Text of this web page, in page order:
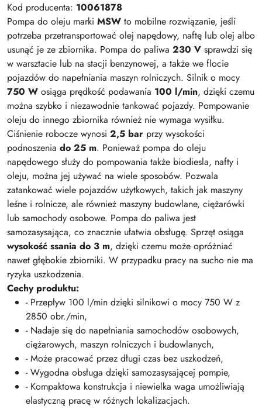
Kod producenta: 10061878
Pompa do oleju marki MSW to mobilne rozwiązanie, jeśli
potrzeba przetransportować olej napędowy, naftę lub olej albo
usunąć je ze zbiornika. Pompa do paliwa 230 V sprawdzi się
w warsztacie lub na stacji benzynowej, a także we flocie
pojazdów do napełniania maszyn rolniczych. Silnik o mocy
750 W osiąga prędkość podawania 100 l/min, dzięki czemu
można szybko i niezawodnie tankować pojazdy. Pompowanie
oleju do innego zbiornika również nie wymaga wysiłku.
Ciśnienie robocze wynosi 2,5 bar przy wysokości
podnoszenia do 25 m. Ponieważ pompa do oleju
napędowego służy do pompowania także biodiesla, nafty i
oleju, można jej używać na wiele sposobów. Pozwala
zatankować wiele pojazdów użytkowych, takich jak maszyny
leśne i rolnicze, ale również maszyny budowlane, ciężarówki
lub samochody osobowe. Pompa do paliwa jest
samozasysająca, co znacznie ułatwia obsługę. Sprzęt osiąga
wysokość ssania do 3 m, dzięki czemu może opróżniać
nawet głębokie zbiorniki. W przypadku pracy na sucho nie ma
ryzyka uszkodzenia.
Cechy produktu:
- Przepływ 100 l/min dzięki silnikowi o mocy 750 W z
2850 obr./min,
- Nadaje się do napełniania samochodów osobowych,
ciężarowych, maszyn rolniczych i budowlanych,
- Może pracować przez długi czas bez uszkodzeń,
- Wygodna obsługa dzięki samozasysającej pompie,
- Kompaktowa konstrukcja i niewielka waga umożliwiają
elastyczną pracę w różnych lokalizacjach.